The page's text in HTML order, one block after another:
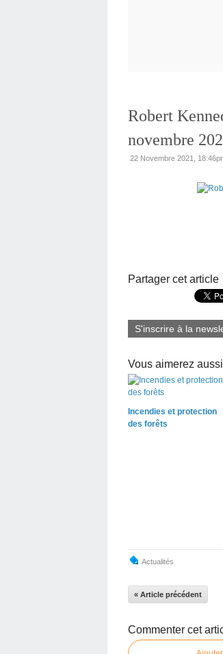
Robert
novembre
22 Novembre 2021,
Partager cet article
S'inscrire à la
Vous aimerez
Incendies et protection
des forêts
Actualités
« Article précédent
Commenter cet